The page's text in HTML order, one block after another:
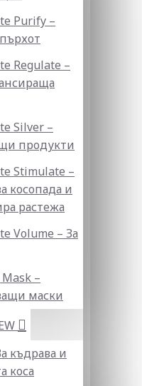
Purify –
Regulate –
Silver –
продукти
Stimulate –
косопада и
растежа
Volume – За
–
маски
къдрава и
коса